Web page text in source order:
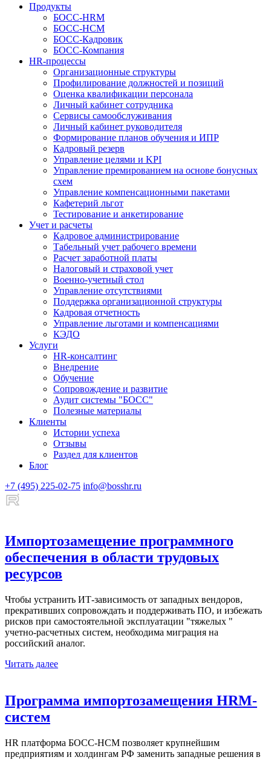
Продукты
БОСС-HRM
БОСС-HCM
БОСС-Кадровик
БОСС-Компания
HR-процессы
Организационные структуры
Профилирование должностей и позиций
Оценка квалификации персонала
Личный кабинет сотрудника
Сервисы самообслуживания
Личный кабинет руководителя
Формирование планов обучения и ИПР
Кадровый резерв
Управление целями и KPI
Управление премированием на основе бонусных
схем
Управление компенсационными пакетами
Кафетерий льгот
Тестирование и анкетирование
Учет и расчеты
Кадровое администрирование
Табельный учет рабочего времени
Расчет заработной платы
Налоговый и страховой учет
Военно-учетный стол
Управление отсутствиями
Поддержка организационной структуры
Кадровая отчетность
Управление льготами и компенсациями
КЭДО
Услуги
HR-консалтинг
Внедрение
Обучение
Сопровождение и развитие
Аудит системы "БОСС"
Полезные материалы
Клиенты
Истории успеха
Отзывы
Раздел для клиентов
Блог
+7 (495) 225-02-75 info@bosshr.ru
Импортозамещение программного
обеспечения в области трудовых
ресурсов
Чтобы устранить ИТ-зависимость от западных вендоров,
прекративших сопровождать и поддерживать ПО, и избежать
рисков при самостоятельной эксплуатации "тяжелых "
учетно-расчетных систем, необходима миграция на
российский аналог.
Читать далее
Программа импортозамещения HRM-
систем
HR платформа БОСС-HCM позволяет крупнейшим
предприятиям и холдингам РФ заменить западные решения в